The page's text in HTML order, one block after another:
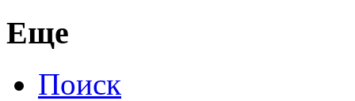
Еще
Поиск